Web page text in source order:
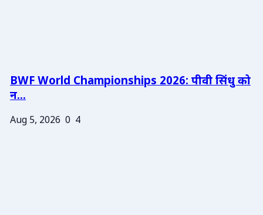
BWF World Championships 2026: पीवी सिंधु को
न...
Aug 5, 2026 0 4